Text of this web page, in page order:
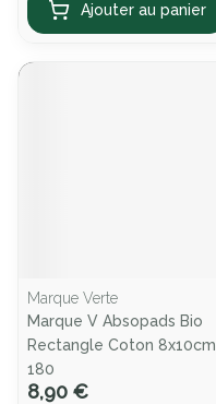
Ajouter au panier
Marque Verte
Marque V Absopads Bio
Rectangle Coton 8x10cm
180
8,90 €